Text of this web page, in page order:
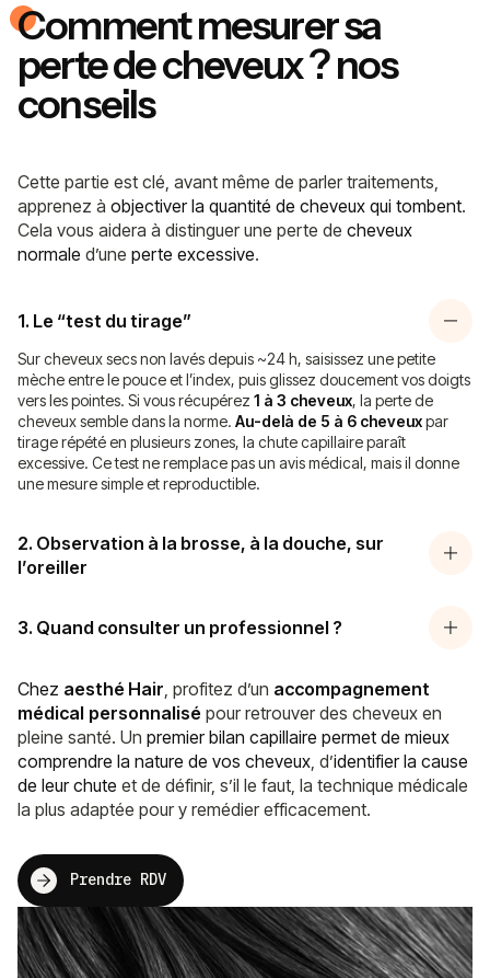
Comment mesurer sa
perte de cheveux ? nos
conseils
Cette partie est clé, avant même de parler traitements,
apprenez à objectiver la quantité de cheveux qui tombent.
Cela vous aidera à distinguer une perte de cheveux
normale d’une perte excessive.
1. Le “test du tirage”
Sur cheveux secs non lavés depuis ~24 h, saisissez une petite
mèche entre le pouce et l’index, puis glissez doucement vos doigts
vers les pointes. Si vous récupérez 1 à 3 cheveux, la perte de
cheveux semble dans la norme. Au-delà de 5 à 6 cheveuxpar
tirage répété en plusieurs zones, la chute capillaire paraît
excessive. Ce test ne remplace pas un avis médical, mais il donne
une mesure simple et reproductible.
2. Observation à la brosse, à la douche, sur
l’oreiller
3. Quand consulter un professionnel ?
Chez aesthé Hair , profitez d’un accompagnement
médical personnalisé pour retrouver des cheveux en
pleine santé. Un premier bilan capillaire permet de mieux
comprendre la nature de vos cheveux , d’identifier la cause
de leur chute et de définir, s’il le faut, la technique médicale
la plus adaptée pour y remédier efficacement.
Prendre RDV